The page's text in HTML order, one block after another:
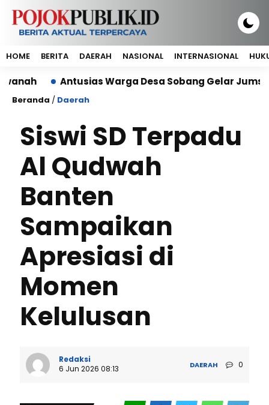
HOME BERITA DAERAH NASIONAL INTERNASIONAL
Antusias Warga Desa Sobang Gelar Jumsih,Sambut
Beranda / Daerah
Siswi SD Terpadu
Al Qudwah
Banten
Sampaikan
Apresiasi di
Momen
Kelulusan
Redaksi
6 Jun 2026 08:13
DAERAH 0